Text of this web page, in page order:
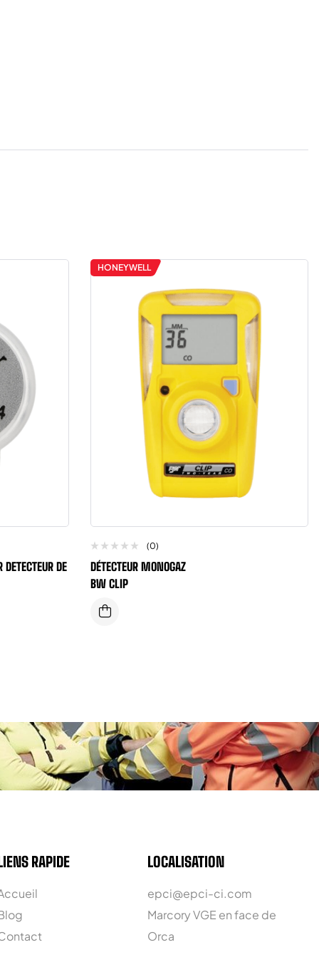
DE
HONEYWELL
(0)
DÉTECTEUR MONOGAZ
BW CLIP
LIENS RAPIDE LOCALISATION
epci@epci-ci.com
Marcory VGE en face de
Orca